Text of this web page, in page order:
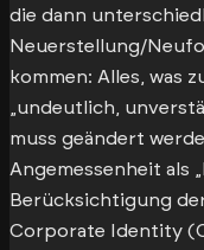
die dann
Neuerstellung/
kommen: Alles, was
„undeutlich,
muss geändert
Angemessenheit als
Berücksichtigung
Corporate Identity